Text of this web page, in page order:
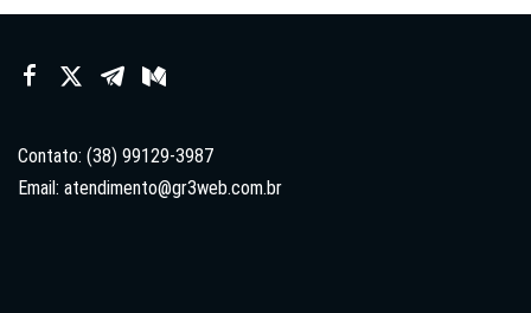
Contato: (38) 99129-3987
Email: atendimento@gr3web.com.br